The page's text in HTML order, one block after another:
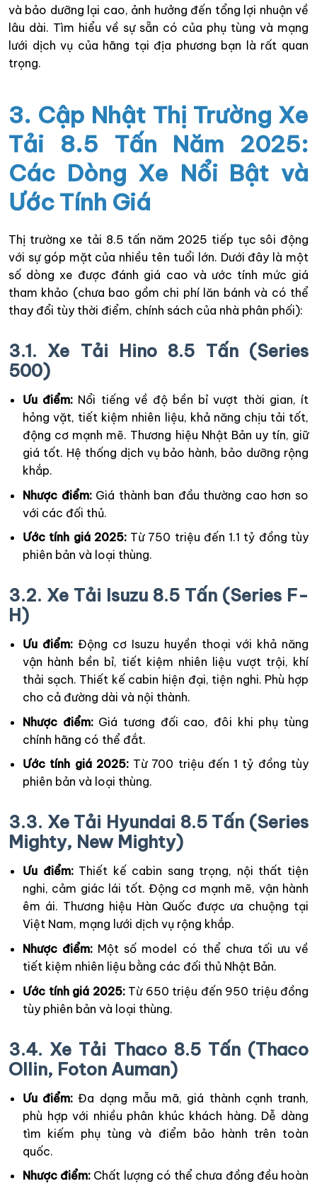
và bảo dưỡng lại cao, ảnh hưởng đến tổng lợi nhuận về
lâu dài. Tìm hiểu về sự sẵn có của phụ tùng và mạng
lưới dịch vụ của hãng tại địa phương bạn là rất quan
trọng.
3. Cập Nhật Thị Trường Xe
Tải 8.5 Tấn Năm 2025:
Các Dòng Xe Nổi Bật và
Ước Tính Giá
Thị trường xe tải 8.5 tấn năm 2025 tiếp tục sôi động
với sự góp mặt của nhiều tên tuổi lớn. Dưới đây là một
số dòng xe được đánh giá cao và ước tính mức giá
tham khảo (chưa bao gồm chi phí lăn bánh và có thể
thay đổi tùy thời điểm, chính sách của nhà phân phối):
3.1. Xe Tải Hino 8.5 Tấn (Series
500)
Ưu điểm: Nổi tiếng về độ bền bỉ vượt thời gian, ít
hỏng vặt, tiết kiệm nhiên liệu, khả năng chịu tải tốt,
động cơ mạnh mẽ. Thương hiệu Nhật Bản uy tín, giữ
giá tốt. Hệ thống dịch vụ bảo hành, bảo dưỡng rộng
khắp.
Nhược điểm:Giá thành ban đầu thường cao hơn so
với các đối thủ.
Ước tính giá 2025:Từ 750 triệu đến 1.1 tỷ đồng tùy
phiên bản và loại thùng.
3.2. Xe Tải Isuzu 8.5 Tấn (Series F-
H)
Ưu điểm: Động cơ Isuzu huyền thoại với khả năng
vận hành bền bỉ, tiết kiệm nhiên liệu vượt trội, khí
thải sạch. Thiết kế cabin hiện đại, tiện nghi. Phù hợp
cho cả đường dài và nội thành.
Nhược điểm:Giá tương đối cao, đôi khi phụ tùng
chính hãng có thể đắt.
Ước tính giá 2025:Từ 700 triệu đến 1 tỷ đồng tùy
phiên bản và loại thùng.
3.3. Xe Tải Hyundai 8.5 Tấn (Series
Mighty, New Mighty)
Ưu điểm:Thiết kế cabin sang trọng, nội thất tiện
nghi, cảm giác lái tốt. Động cơ mạnh mẽ, vận hành
êm ái. Thương hiệu Hàn Quốc được ưa chuộng tại
Việt Nam, mạng lưới dịch vụ rộng khắp.
Nhược điểm: Một số model có thể chưa tối ưu về
tiết kiệm nhiên liệu bằng các đối thủ Nhật Bản.
Ước tính giá 2025:Từ 650 triệu đến 950 triệu đồng
tùy phiên bản và loại thùng.
3.4. Xe Tải Thaco 8.5 Tấn (Thaco
Ollin, Foton Auman)
Ưu điểm: Đa dạng mẫu mã, giá thành cạnh tranh,
phù hợp với nhiều phân khúc khách hàng. Dễ dàng
tìm kiếm phụ tùng và điểm bảo hành trên toàn
quốc.
Nhược điểm: Chất lượng có thể chưa đồng đều hoàn